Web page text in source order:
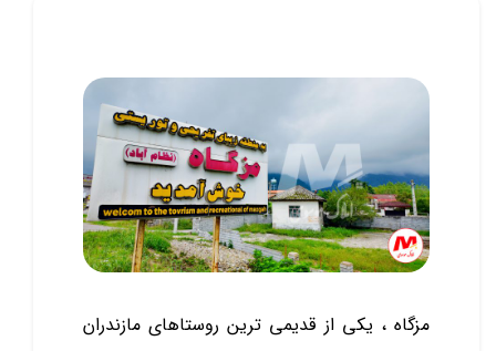
مزگاه ، یکی از قدیمی ترین روستاهای مازندران